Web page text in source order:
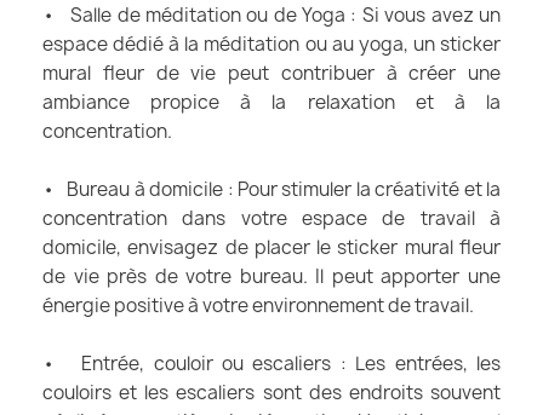
• Salle de méditation ou de Yoga : Si vous avez un
espace dédié à la méditation ou au yoga, un sticker
mural fleur de vie peut contribuer à créer une
ambiance propice à la relaxation et à la
concentration.
• Bureau à domicile : Pour stimuler la créativité et la
concentration dans votre espace de travail à
domicile, envisagez de placer le sticker mural fleur
de vie près de votre bureau. Il peut apporter une
énergie positive à votre environnement de travail.
• Entrée, couloir ou escaliers : Les entrées, les
couloirs et les escaliers sont des endroits souvent